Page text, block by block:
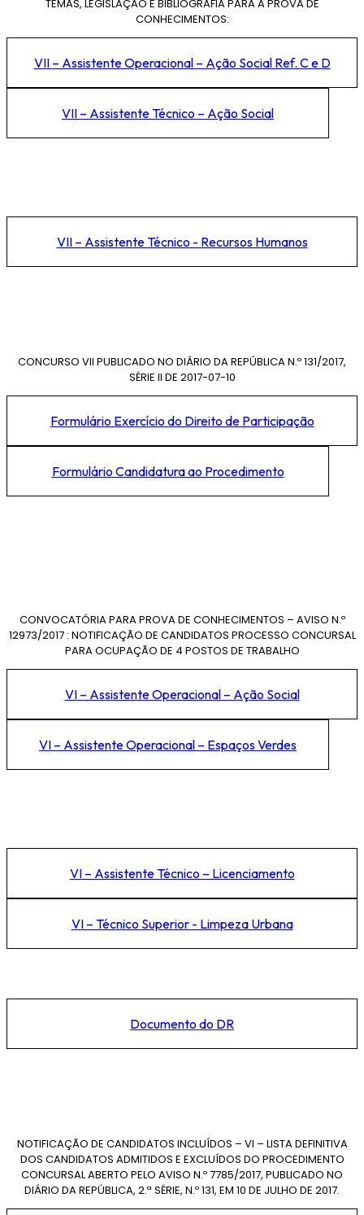
TEMAS, LEGISLAÇÃO E BIBLIOGRAFIA PARA A PROVA DE
CONHECIMENTOS:
VII – Assistente Operacional – Ação Social Ref. C e D
VII – Assistente Técnico – Ação Social
VII – Assistente Técnico - Recursos Humanos
CONCURSO VII PUBLICADO NO DIÁRIO DA REPÚBLICA N.º 131/2017,
SÉRIE II DE 2017-07-10
Formulário Exercício do Direito de Participação
Formulário Candidatura ao Procedimento
CONVOCATÓRIA PARA PROVA DE CONHECIMENTOS – AVISO N.º
12973/2017 : NOTIFICAÇÃO DE CANDIDATOS PROCESSO CONCURSAL
PARA OCUPAÇÃO DE 4 POSTOS DE TRABALHO
VI – Assistente Operacional – Ação Social
VI – Assistente Operacional – Espaços Verdes
VI – Assistente Técnico – Licenciamento
VI – Técnico Superior - Limpeza Urbana
Documento do DR
NOTIFICAÇÃO DE CANDIDATOS INCLUÍDOS – VI – LISTA DEFINITIVA
DOS CANDIDATOS ADMITIDOS E EXCLUÍDOS DO PROCEDIMENTO
CONCURSAL ABERTO PELO AVISO N.º 7785/2017, PUBLICADO NO
DIÁRIO DA REPÚBLICA, 2.ª SÉRIE, N.º 131, EM 10 DE JULHO DE 2017.